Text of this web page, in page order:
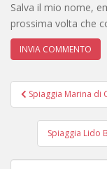
Salva il mio nome,
prossima volta che
articoli
Spiaggia Marina di
Spiaggia Lido